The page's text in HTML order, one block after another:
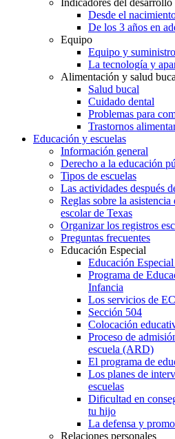
Desde el
De los 3 años en
Equipo
Equipo y
La tecnología y
Alimentación y salud
Salud bucal
Cuidado dental
Problemas para
Trastornos
Educación y escuelas
Información general
Derecho a la educación
Tipos de escuelas
Las actividades después
Reglas sobre la
escolar de Texas
Organizar los registros
Preguntas frecuentes
Educación Especial
Educación Especial
Programa de
Infancia
Los servicios de
Sección 504
Colocación
Proceso de
escuela (ARD)
El programa de
Los planes de
escuelas
Dificultad en
tu hijo
La defensa y
Relaciones personales